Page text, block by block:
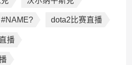
#NAME? dota2比赛直播
播